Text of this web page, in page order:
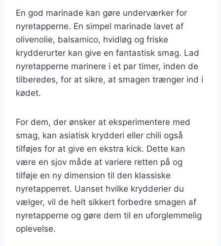
En god marinade kan gøre underværker for
nyretapperne. En simpel marinade lavet af
olivenolie, balsamico, hvidløg og friske
krydderurter kan give en fantastisk smag. Lad
nyretapperne marinere i et par timer, inden de
tilberedes, for at sikre, at smagen trænger ind i
kødet.
For dem, der ønsker at eksperimentere med
smag, kan asiatisk krydderi eller chili også
tilføjes for at give en ekstra kick. Dette kan
være en sjov måde at variere retten på og
tilføje en ny dimension til den klassiske
nyretapperret. Uanset hvilke krydderier du
vælger, vil de helt sikkert forbedre smagen af
nyretapperne og gøre dem til en uforglemmelig
oplevelse.